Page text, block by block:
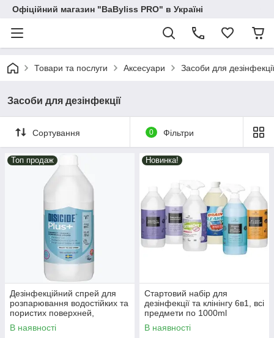
Офіційний магазин "BaByliss PRO" в Україні
Товари та послуги Аксесуари Засоби для дезінфекції
Засоби для дезінфекції
Сортування 0 Фільтри
Топ продаж
Дезінфекційний спрей для
розпарювання водостійких та
пористих поверхней,
текстиля та шкіри Disicide+
(D035025)
В наявності
Новинка!
Стартовий набір для
дезінфекції та клінінгу 6в1, всі
предмети по 1000ml
(D040118)
В наявності